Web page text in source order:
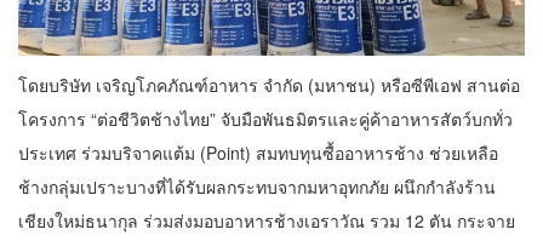
โดยบริษัท เจริญโภคภัณฑ์อาหาร จำกัด (มหาชน) หรือซีพีเอฟ สานต่อ
โครงการ “ต่อชีวิตช้างไทย” จับมือพันธมิตรและคู่ค้าอาหารสัตว์บกทั่ว
ประเทศ ร่วมบริจาคแต้ม (Point) สมทบทุนซื้ออาหารช้าง ช่วยเหลือ
ช้างกลุ่มเปราะบางที่ได้รับผลกระทบจากมหาอุทกภัย ผนึกกำลังร้าน
เชียงใหม่ธนากุล ร่วมส่งมอบอาหารช้างเอราวัณ รวม 12 ตัน กระจาย